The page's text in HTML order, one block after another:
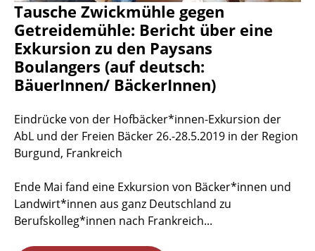
Tausche Zwickmühle gegen
Getreidemühle: Bericht über eine
Exkursion zu den Paysans
Boulangers (auf deutsch:
BäuerInnen/ BäckerInnen)
Eindrücke von der Hofbäcker*innen-Exkursion der
AbL und der Freien Bäcker 26.-28.5.2019 in der Region
Burgund, Frankreich
Ende Mai fand eine Exkursion von Bäcker*innen und
Landwirt*innen aus ganz Deutschland zu
Berufskolleg*innen nach Frankreich...